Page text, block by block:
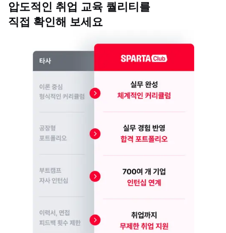
압도적인 취업 교육 퀄리티를
직접 확인해 보세요